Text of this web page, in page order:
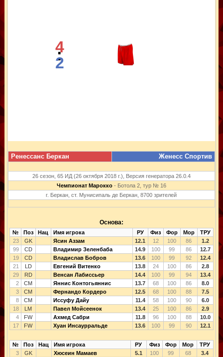
4
:
2
Ренессанс Беркан Женесс Спортив
26 сезон, 65 ИД (26 октября 2018 г.), Версия генератора 26.0.4
Чемпионат Марокко- Ботола 2, тур № 16
г. Беркан, ст. Мунисипаль де Беркан, 8700 зрителей
Основа:
№ Поз Нац Имя игрока РУ Физ Фор Мор
ТРУ
23
GK Ясин Аззам 12.1 12 100 86
1.2
99
CD Владимир Зеленбаба 14.9 100 99 86
12.7
19
CD Владислав Бобров 13.6 100 99 92
12.4
21
LD Евгений Витенко 13.8 24 100 86
2.8
29
RD Венсан Лабиссьер 14.4 100 99 94
13.4
2
CM Яннис Контогьяннис 13.7 68 100 86
8.0
3
CM Фернандо Кордеро 12.5 68 100 88
7.5
8
CM Иссуфу Дайу 11.4 58 100 90
6.0
18
LM Павел Мойсеенок 13.4 25 100 86
2.9
4
FW Ахмед Сабри 11.8 96 100 88
10.0
17
FW Хуан Инсаурральде 13.6 100 99 90 12.1
№ Поз Нац Имя игрока РУ Физ Фор Мор
ТРУ
3
GK Хюсеин Мамаев 5.1 100 99 68
3.4